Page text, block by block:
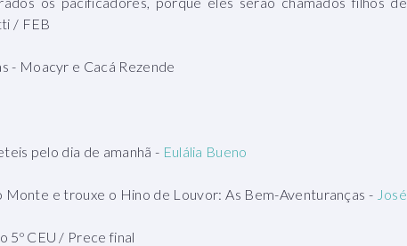
/ FEB
- Moacyr e Cacá Rezende
pelo dia de amanhã - Eulália Bueno
Monte e trouxe o Hino de Louvor: As Bem-Aventuranças - José
5º CEU / Prece final